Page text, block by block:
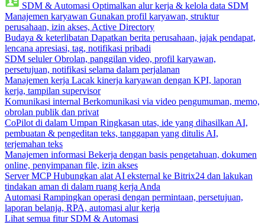
SDM & Automasi Optimalkan alur kerja & kelola data SDM
Manajemen karyawan Gunakan profil karyawan, struktur
perusahaan, izin akses, Active Directory
Budaya & keterlibatan Dapatkan berita perusahaan, jajak pendapat,
lencana apresiasi, tag, notifikasi pribadi
SDM seluler Obrolan, panggilan video, profil karyawan,
persetujuan, notifikasi selama dalam perjalanan
Manajemen kerja Lacak kinerja karyawan dengan KPI, laporan
kerja, tampilan supervisor
Komunikasi internal Berkomunikasi via video pengumuman, memo,
obrolan publik dan privat
CoPilot di dalam Umpan Ringkasan utas, ide yang dihasilkan AI,
pembuatan & pengeditan teks, tanggapan yang ditulis AI,
terjemahan teks
Manajemen informasi Bekerja dengan basis pengetahuan, dokumen
online, penyimpanan file, izin akses
Server MCP Hubungkan alat AI eksternal ke Bitrix24 dan lakukan
tindakan aman di dalam ruang kerja Anda
Automasi Rampingkan operasi dengan permintaan, persetujuan,
laporan belanja, RPA, automasi alur kerja
Lihat semua fitur SDM & Automasi